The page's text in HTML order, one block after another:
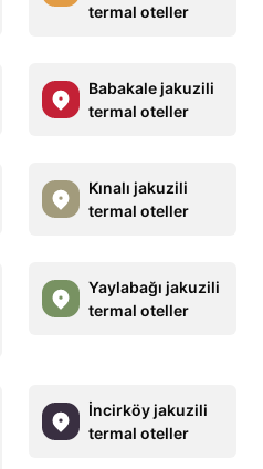
termal oteller
Babakale jakuzili
termal oteller
Kınalı jakuzili
termal oteller
Yaylabağı jakuzili
termal oteller
İncirköy jakuzili
termal oteller